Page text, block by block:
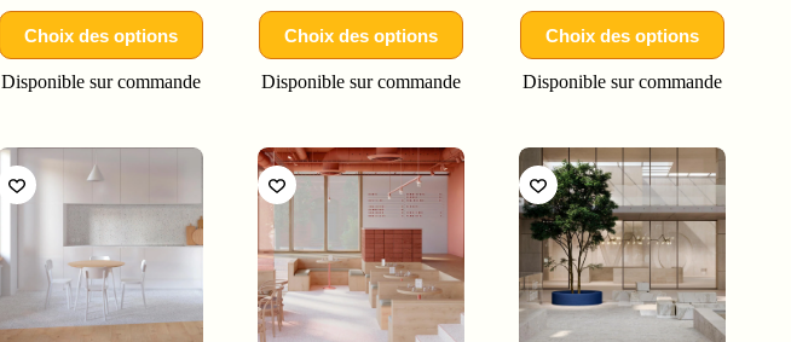
Choix des options
Disponible sur commande
Choix des options
Disponible sur commande
Choix des options
Disponible sur commande